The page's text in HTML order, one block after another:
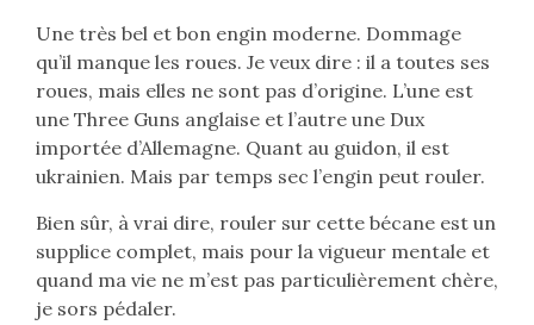
Une très bel et bon engin moderne. Dommage
qu’il manque les roues. Je veux dire : il a toutes ses
roues, mais elles ne sont pas d’origine. L’une est
une Three Guns anglaise et l’autre une Dux
importée d’Allemagne. Quant au guidon, il est
ukrainien. Mais par temps sec l’engin peut rouler.
Bien sûr, à vrai dire, rouler sur cette bécane est un
supplice complet, mais pour la vigueur mentale et
quand ma vie ne m’est pas particulièrement chère,
je sors pédaler.